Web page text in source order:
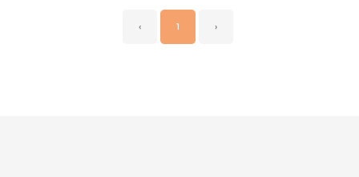
‹ 1 ›